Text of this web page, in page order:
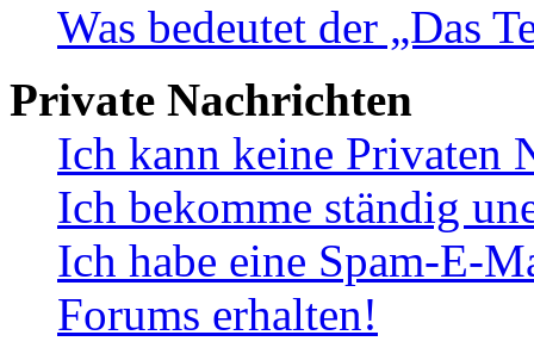
Was bedeutet der „Das
Private Nachrichten
Ich kann keine Privaten
Ich bekomme ständig
Ich habe eine Spam-E-
Forums erhalten!